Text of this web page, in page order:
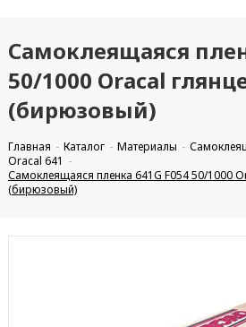
Самоклеящаяся
50/1000 Oracal
(бирюзовый)
Главная Каталог Материалы
Oracal 641
Самоклеящаяся пленка 641G F054 50/1000
(бирюзовый)